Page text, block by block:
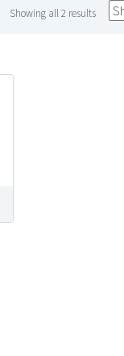
Showing all 2 results